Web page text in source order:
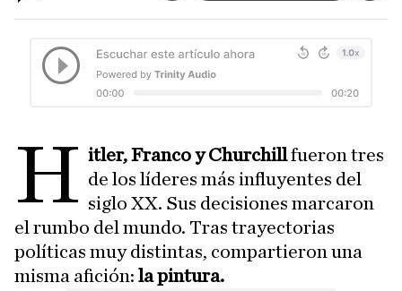
H itler, Franco y Churchillfueron tres
de los líderes más influyentes del
siglo XX. Sus decisiones marcaron
el rumbo del mundo. Tras trayectorias
políticas muy distintas, compartieron una
misma afición: la pintura.